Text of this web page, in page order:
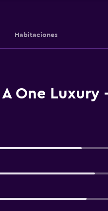
Habitaciones
One